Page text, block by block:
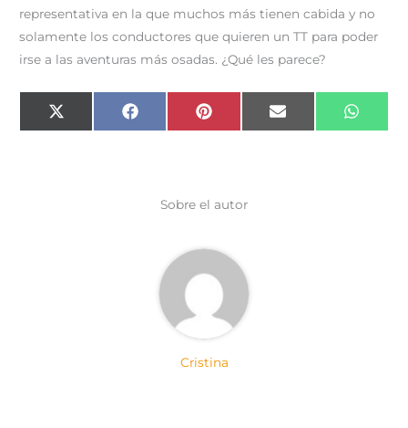
representativa en la que muchos más tienen cabida y no
solamente los conductores que quieren un TT para poder
irse a las aventuras más osadas. ¿Qué les parece?
Compartir
en
X
(
Compartir
en
F
a
Compartir
en
P
i
s
t
Compartir
en
E
m
en
W
h
Sobre el autor
Cristina